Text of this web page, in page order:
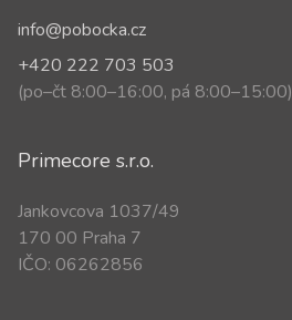
info@pobocka.cz
+420 222 703 503
(po–čt 8:00–16:00, pá 8:00–15:00)
Primecore s.r.o.
Jankovcova 1037/49
170 00 Praha 7
IČO: 06262856